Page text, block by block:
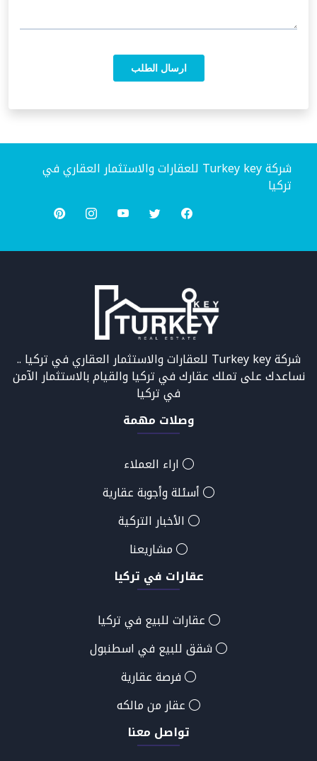
شركة Turkey key للعقارات والاستثمار العقاري في
تركيا
شركة Turkey key للعقارات والاستثمار العقاري في تركيا ..
نساعدك على تملك عقارك في تركيا والقيام بالاستثمار الآمن
في تركيا
وصلات مهمة
اراء العملاء
أسئلة وأجوبة عقارية
الأخبار التركية
مشاريعنا
عقارات في تركيا
عقارات للبيع في تركيا
شقق للبيع في اسطنبول
فرصة عقارية
عقار من مالكه
تواصل معنا